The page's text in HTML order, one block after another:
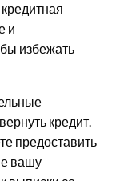
и
избежать
кредит.
предоставить
вашу